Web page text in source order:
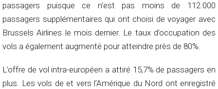
passagers puisque ce n’est pas moins de 112.000
passagers supplémentaires qui ont choisi de voyager avec
Brussels Airlines le mois dernier. Le taux d’occupation des
vols a également augmenté pour atteindre près de 80%.
L’offre de vol intra-européen a attiré 15,7% de passagers en
plus. Les vols de et vers l’Amérique du Nord ont enregistré